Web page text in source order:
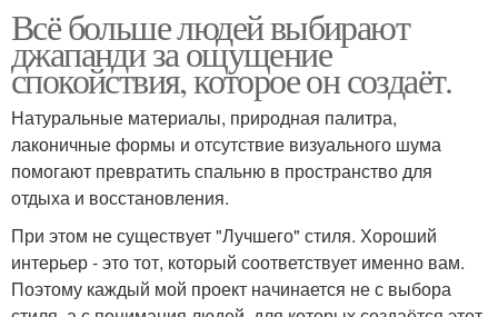
Всё больше людей выбирают
джапанди за ощущение
спокойствия, которое он создаёт.
Натуральные материалы, природная палитра,
лаконичные формы и отсутствие визуального шума
помогают превратить спальню в пространство для
отдыха и восстановления.
При этом не существует "Лучшего" стиля. Хороший
интерьер - это тот, который соответствует именно вам.
Поэтому каждый мой проект начинается не с выбора